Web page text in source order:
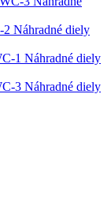
Náhradné diely
Náhradné diely
Náhradné diely